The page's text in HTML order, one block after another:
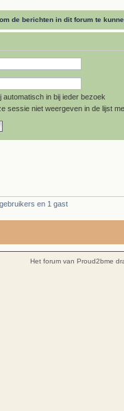
de berichten in dit forum te
automatisch in bij ieder bezoek
sessie niet weergeven in de lijst
en 1 gast
Het forum van Proud2bme